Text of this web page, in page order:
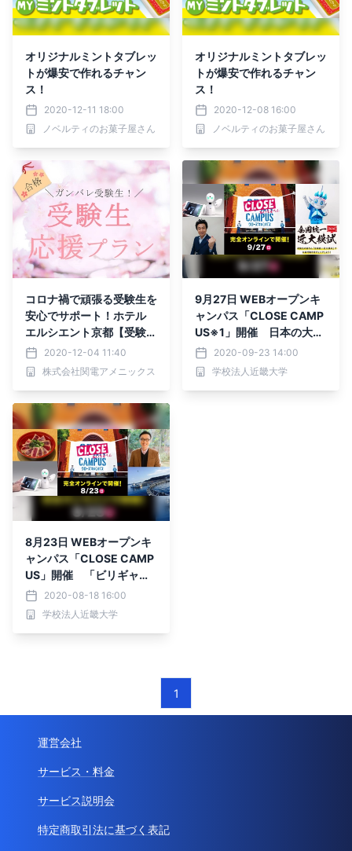
オリジナルミントタブレッ
トが爆安で作れるチャン
ス！
2020-12-11 18:00
ノベルティのお菓子屋さん
オリジナルミントタブレッ
トが爆安で作れるチャン
ス！
2020-12-08 16:00
ノベルティのお菓子屋さん
コロナ禍で頑張る受験生を
安心でサポート！ホテル
エルシエント京都【受験生
応援プラン】販売開始 |12
月4日~
2020-12-04 11:40
株式会社関電アメニックス
9月27日 WEBオープンキ
ャンパス「CLOSE CAMP
US※1」開催 日本の大学
初※2！全国統一近大模試
開催 当日限定で近大マグ
ロのたたき丼をDiDi Food
2020-09-23 14:00
学校法人近畿大学
8月23日 WEBオープンキ
ャンパス「CLOSE CAMP
US」開催 「ビリギャ
ル」著者でカリスマ塾講師
坪田先生の受験相談も実
施 初企画！当日限定で近
2020-08-18 16:00
学校法人近畿大学
1
運営会社
サービス・料金
サービス説明会
特定商取引法に基づく表記